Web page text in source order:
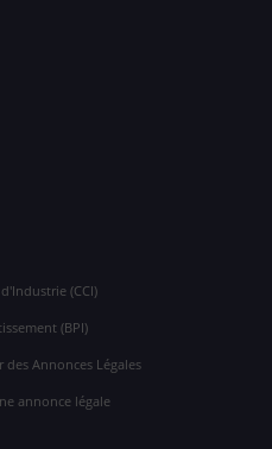
(CCI)
(BPI)
Annonces Légales
annonce légale